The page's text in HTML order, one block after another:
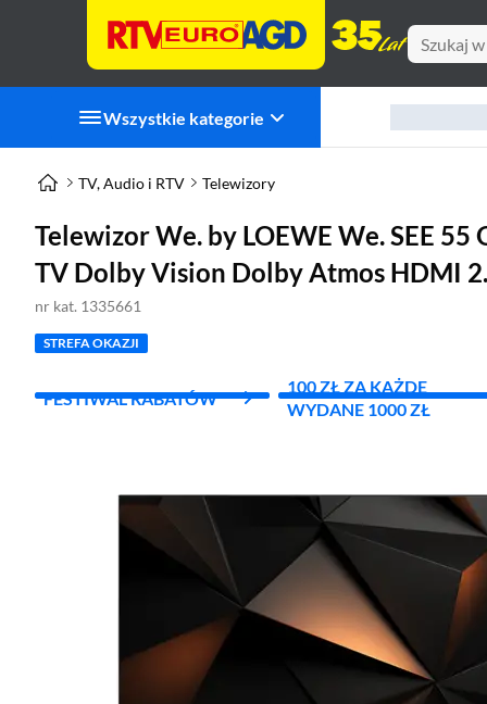
Wszystkie kategorie
TV, Audio i RTV Telewizory
Telewizor We. by LOEWE We. SEE 55
TV Dolby Vision Dolby Atmos HDMI
nr kat. 1335661
STREFA OKAZJI
FESTIWAL RABATÓW
100 ZŁ ZA KAŻDE
WYDANE 1000 ZŁ